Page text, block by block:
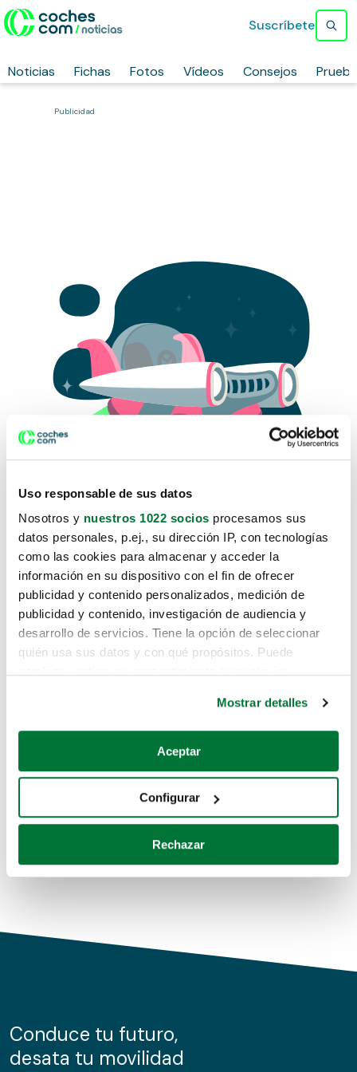
Uso responsable de sus datos
Nosotros y nuestros 1022 socios procesamos sus
datos personales, p.ej., su dirección IP, con tecnologías
como las cookies para almacenar y acceder la
información en su dispositivo con el fin de ofrecer
publicidad y contenido personalizados, medición de
publicidad y contenido, investigación de audiencia y
desarrollo de servicios. Tiene la opción de seleccionar
quién usa sus datos y con qué propósitos. Puede
Si lo permite, también quisiéramos:
Recopilar información sobre su ubicación geográfica
Identificar su dispositivo analizándolo activamente
para buscar características específicas (huellas
Obtenga más información sobre cómo se procesan sus
de cookies.
información sobre el uso que haga del sitio web con
nuestros partners de redes sociales, publicidad y análisis
Mostrar detalles
Aceptar
Configurar
Rechazar
Noticias Fichas Fotos Vídeos Consejos
Suscríbete
Publicidad
Lo sentimos, no sabemos como
te hemos traido hasta aquí.
Pero puedes encontrar el coche que estás
buscando en alguno de estos enlaces:
Coches de segunda mano
Coches de km0
Conduce tu futuro,
desata tu movilidad